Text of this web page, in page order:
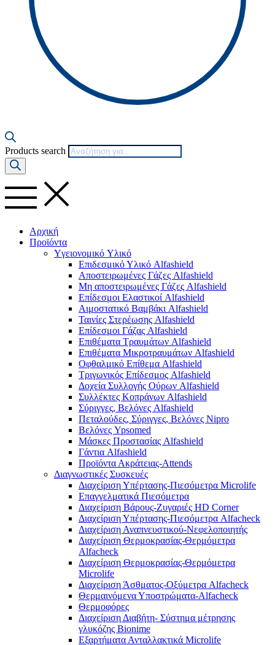
Products search
Αρχική
Προϊόντα
Yγειονομικό Yλικό
Επιδεσμικό Υλικό Alfashield
Αποστειρωμένες Γάζες Alfashield
Μη αποστειρωμένες Γάζες Alfashield
Επίδεσμοι Ελαστικοί Alfashield
Αιμοστατικό Βαμβάκι Alfashield
Ταινίες Στερέωσης Alfashield
Επίδεσμοι Γάζας Alfashield
Επιθέματα Τραυμάτων Alfashield
Επιθέματα Μικροτραυμάτων Alfashield
Οφθαλμικό Eπίθεμα Alfashield
Τριγωνικός Επίδεσμος Alfashield
Δοχεία Συλλογής Ούρων Alfashield
Συλλέκτες Κοπράνων Alfashield
Σύριγγες, Βελόνες Alfashield
Πεταλούδες, Σύριγγες, Βελόνες Nipro
Βελόνες Ypsomed
Μάσκες Προστασίας Alfashield
Γάντια Alfashield
Προϊόντα Ακράτειας-Attends
Διαγνωστικές Συσκευές
Διαχείριση Υπέρτασης-Πιεσόμετρα Microlife
Επαγγελματικά Πιεσόμετρα
Διαχείριση Βάρους-Ζυγαριές HD Corner
Διαχείριση Υπέρτασης-Πιεσόμετρα Alfacheck
Διαχείριση Αναπνευστικού-Νεφελοποιητής
Διαχείριση Θερμοκρασίας-Θερμόμετρα
Alfacheck
Διαχείριση Θερμοκρασίας-Θερμόμετρα
Microlife
Διαχείριση Άσθματος-Οξύμετρα Alfacheck
Θερμαινόμενα Υποστρώματα-Alfacheck
Θερμοφόρες
Διαχείριση Διαβήτη- Σύστημα μέτρησης
γλυκόζης Bionime
Εξαρτήματα Ανταλλακτικά Microlife